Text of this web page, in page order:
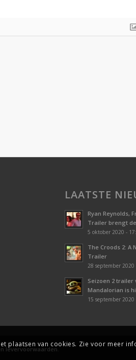
LAATSTE
Ryan Reynolds,
Trailer brengt de
5 oktober 2020 -
The Croods 2: A
Trailer
28 september 2020
Seizoen 2 trailer
Mandalorian is
15 september 2020
levervoorwaarden
plaatsen van cookies. Zie voor meer